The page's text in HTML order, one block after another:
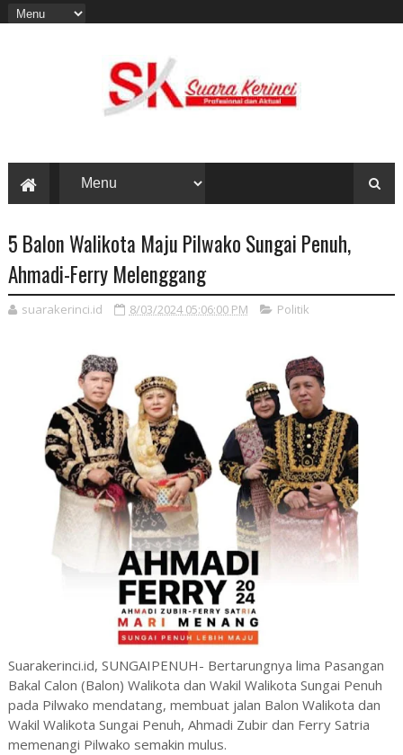
5 Balon Walikota Maju Pilwako Sungai Penuh,
Ahmadi-Ferry Melenggang
suarakerinci.id 8/03/2024 05:06:00 PM Politik
Suarakerinci.id, SUNGAIPENUH- Bertarungnya lima Pasangan
Bakal Calon (Balon) Walikota dan Wakil Walikota Sungai Penuh
pada Pilwako mendatang, membuat jalan Balon Walikota dan
Wakil Walikota Sungai Penuh, Ahmadi Zubir dan Ferry Satria
memenangi Pilwako semakin mulus.